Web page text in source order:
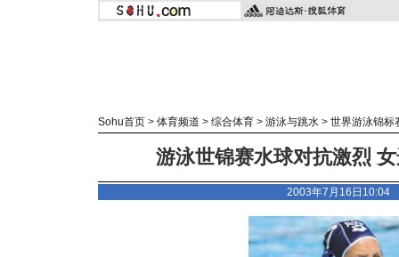
Sohu首页 > 体育频道 > 综合体育 > 游泳与跳水 > 世界游泳锦标
游泳世锦赛水球对抗激烈
2003年7月16日